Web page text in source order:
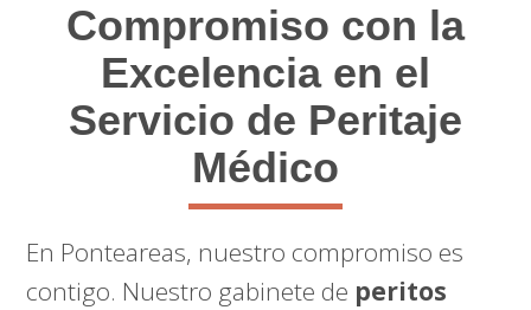
Compromiso con la
Excelencia en el
Servicio de Peritaje
Médico
En Ponteareas, nuestro compromiso es
contigo. Nuestro gabinete de peritos